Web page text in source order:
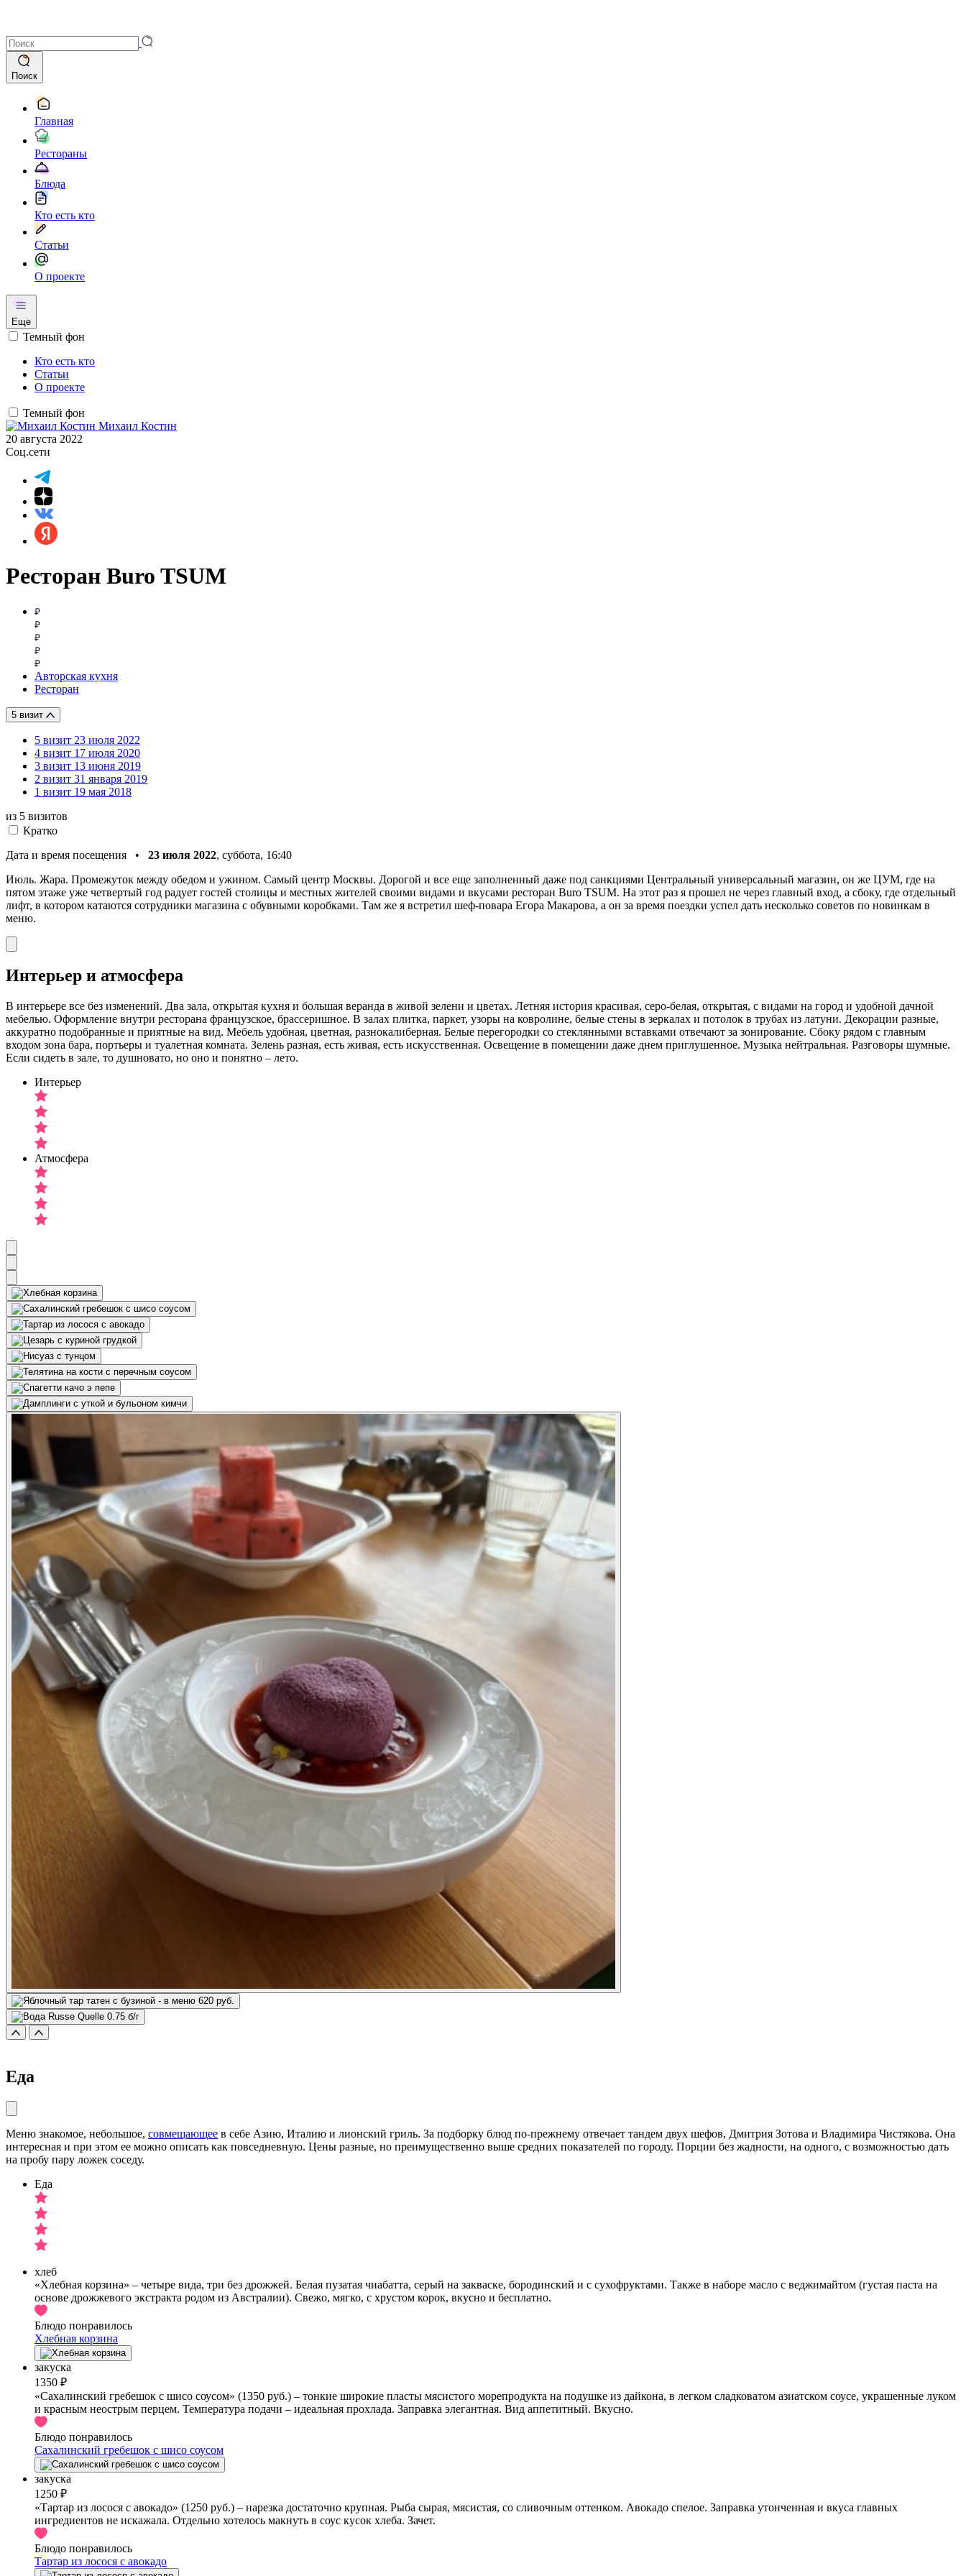
Поиск
Главная
Рестораны
Блюда
Кто есть кто
Статьи
О проекте
Еще
Темный фон
Кто есть кто
Статьи
О проекте
Темный фон
Михаил Костин
20 августа 2022
Соц.сети
Ресторан Buro TSUM
Авторская кухня
Ресторан
5 визит
5 визит 23 июля 2022
4 визит 17 июля 2020
3 визит 13 июня 2019
2 визит 31 января 2019
1 визит 19 мая 2018
из 5 визитов
Кратко
Дата и время посещения • 23 июля 2022, суббота, 16:40
Июль. Жара. Промежуток между обедом и ужином. Самый центр Москвы. Дорогой и все еще заполненный даже под санкциями Центральный универсальный магазин, он же ЦУМ, где на
пятом этаже уже четвертый год радует гостей столицы и местных жителей своими видами и вкусами ресторан Buro TSUM. На этот раз я прошел не через главный вход, а сбоку, где отдельный
лифт, в котором катаются сотрудники магазина с обувными коробками. Там же я встретил шеф-повара Егора Макарова, а он за время поездки успел дать несколько советов по новинкам в
меню.
Интерьер и атмосфера
В интерьере все без изменений. Два зала, открытая кухня и большая веранда в живой зелени и цветах. Летняя история красивая, серо-белая, открытая, с видами на город и удобной дачной
мебелью. Оформление внутри ресторана французское, брассеришное. В залах плитка, паркет, узоры на ковролине, белые стены в зеркалах и потолок в трубах из латуни. Декорации разные,
аккуратно подобранные и приятные на вид. Мебель удобная, цветная, разнокалиберная. Белые перегородки со стеклянными вставками отвечают за зонирование. Сбоку рядом с главным
входом зона бара, портьеры и туалетная комната. Зелень разная, есть живая, есть искусственная. Освещение в помещении даже днем приглушенное. Музыка нейтральная. Разговоры шумные.
Если сидеть в зале, то душновато, но оно и понятно – лето.
Интерьер
Атмосфера
Еда
Меню знакомое, небольшое, совмещающее в себе Азию, Италию и лионский гриль. За подборку блюд по-прежнему отвечает тандем двух шефов, Дмитрия Зотова и Владимира Чистякова. Она
интересная и при этом ее можно описать как повседневную. Цены разные, но преимущественно выше средних показателей по городу. Порции без жадности, на одного, с возможностью дать
на пробу пару ложек соседу.
Еда
хлеб
«Хлебная корзина» – четыре вида, три без дрожжей. Белая пузатая чиабатта, серый на закваске, бородинский и с сухофруктами. Также в наборе масло с веджимайтом (густая паста на
основе дрожжевого экстракта родом из Австралии). Свежо, мягко, с хрустом корок, вкусно и бесплатно.
Блюдо понравилось
Хлебная корзина
закуска
1350 ₽
«Сахалинский гребешок с шисо соусом» (1350 руб.) – тонкие широкие пласты мясистого морепродукта на подушке из дайкона, в легком сладковатом азиатском соусе, украшенные луком
и красным неострым перцем. Температура подачи – идеальная прохлада. Заправка элегантная. Вид аппетитный. Вкусно.
Блюдо понравилось
Сахалинский гребешок с шисо соусом
закуска
1250 ₽
«Тартар из лосося с авокадо» (1250 руб.) – нарезка достаточно крупная. Рыба сырая, мясистая, со сливочным оттенком. Авокадо спелое. Заправка утонченная и вкуса главных
ингредиентов не искажала. Отдельно хотелось макнуть в соус кусок хлеба. Зачет.
Блюдо понравилось
Тартар из лосося с авокадо